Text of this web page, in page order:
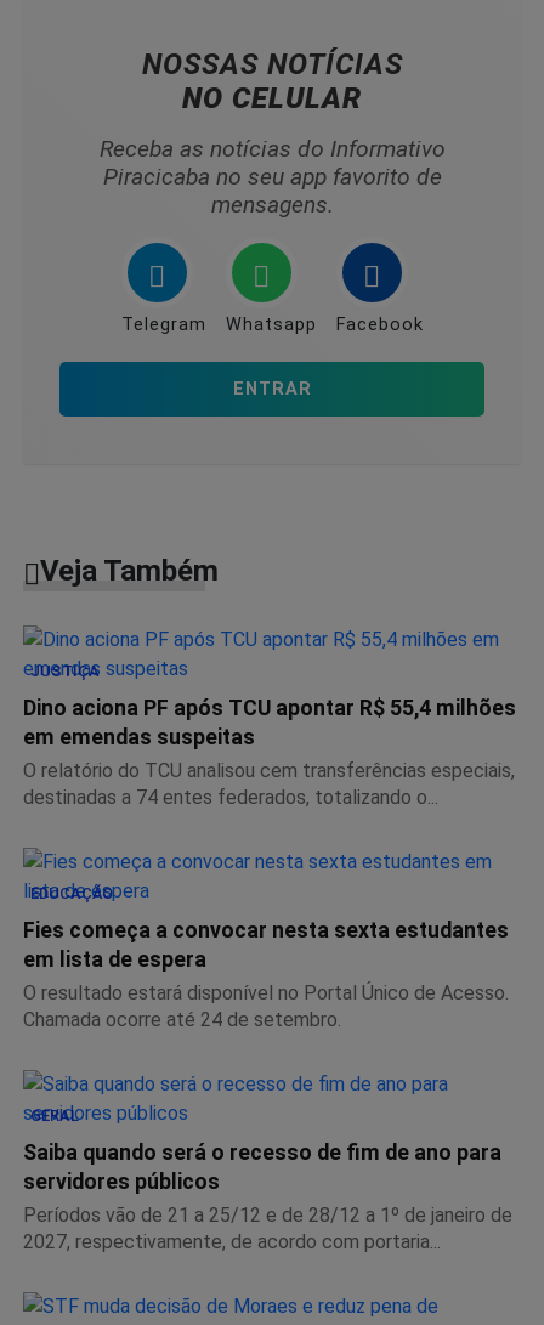
NOSSAS NOTÍCIAS
NO CELULAR
Receba as notícias do Informativo
Piracicaba no seu app favorito de
mensagens.
Telegram Whatsapp Facebook
ENTRAR
Veja Também
JUSTIÇA
Dino aciona PF após TCU apontar R$ 55,4 milhões
em emendas suspeitas
O relatório do TCU analisou cem transferências especiais,
destinadas a 74 entes federados, totalizando o...
EDUCAÇÃO
Fies começa a convocar nesta sexta estudantes
em lista de espera
O resultado estará disponível no Portal Único de Acesso.
Chamada ocorre até 24 de setembro.
GERAL
Saiba quando será o recesso de fim de ano para
servidores públicos
Períodos vão de 21 a 25/12 e de 28/12 a 1º de janeiro de
2027, respectivamente, de acordo com portaria...